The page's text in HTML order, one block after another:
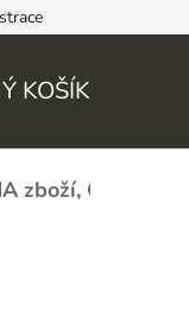
KOŠÍK
zboží,